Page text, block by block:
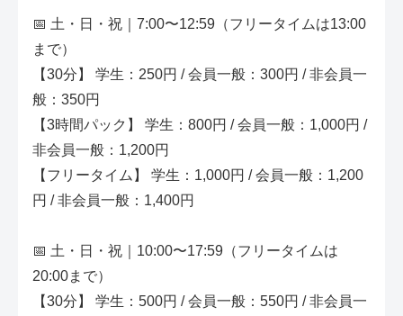
📅 土・日・祝｜7:00〜12:59（フリータイムは13:00
まで）
【30分】 学生：250円 / 会員一般：300円 / 非会員一
般：350円
【3時間パック】 学生：800円 / 会員一般：1,000円 /
非会員一般：1,200円
【フリータイム】 学生：1,000円 / 会員一般：1,200
円 / 非会員一般：1,400円
📅 土・日・祝｜10:00〜17:59（フリータイムは
20:00まで）
【30分】 学生：500円 / 会員一般：550円 / 非会員一